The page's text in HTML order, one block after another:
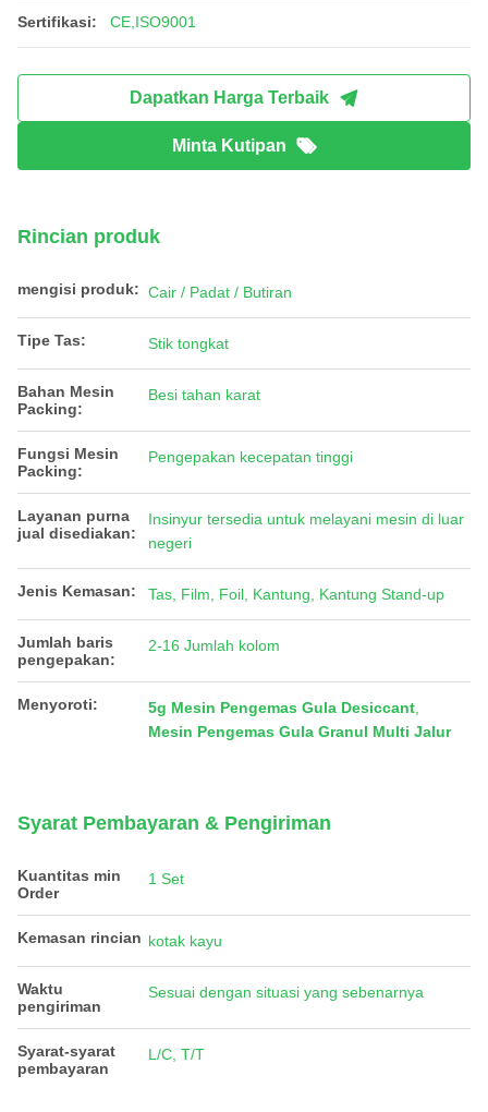
Sertifikasi: CE,ISO9001
Dapatkan Harga Terbaik
Minta Kutipan
Rincian produk
mengisi produk: Cair / Padat / Butiran
Tipe Tas: Stik tongkat
Bahan Mesin
Packing:
Besi tahan karat
Fungsi Mesin
Packing:
Pengepakan kecepatan tinggi
Layanan purna
jual disediakan:
Insinyur tersedia untuk melayani mesin di luar
negeri
Jenis Kemasan: Tas, Film, Foil, Kantung, Kantung Stand-up
Jumlah baris
pengepakan:
2-16 Jumlah kolom
Menyoroti: 5g Mesin Pengemas Gula Desiccant
Mesin Pengemas Gula Granul Multi Jalur
Syarat Pembayaran & Pengiriman
Kuantitas min
Order
1 Set
Kemasan rincian kotak kayu
Waktu
pengiriman
Sesuai dengan situasi yang sebenarnya
Syarat-syarat
pembayaran
L/C, T/T